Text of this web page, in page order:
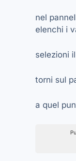
nel
elenchi i
selezioni
torni sul
a quel